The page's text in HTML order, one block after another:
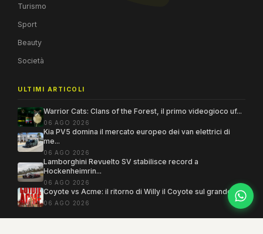
Turismo
Sport
Beauty
Società
ULTIMI ARTICOLI
Warrior Cats: Clans of the Forest, il primo videogioco uf...
06 AGO 2026
Kia PV5 domina il mercato europeo dei van elettrici di
me...
06 AGO 2026
Lamborghini Revuelto SV stabilisce record a
Hockenheimrin...
06 AGO 2026
Coyote vs Acme: il ritorno di Willy il Coyote sul grande ...
06 AGO 2026